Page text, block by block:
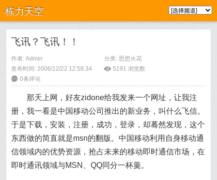
栋力天空
飞讯？飞讯！！
作者: Admin 分类: 思想火花
发布时间: 2006/12/22 12:58:34
ė 5191 浏览数
6 0条评论
那天上网，好友zidone给我发来一个网址，让我注
册，我一看是中国移动公司推出的新业务，叫什么飞信。
于是下载，安装，注册，成功，登录，却蓦然发现，这个
东西做的简直就是msn的翻版。中国移动利用自身移动通
信领域内的优势资源，抢占未来的移动即时通信市场，在
即时通讯领域与MSN、QQ同分一杯羹。